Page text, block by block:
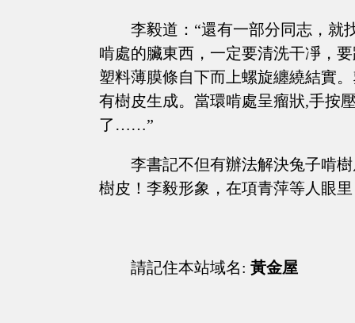
李毅道：“還有一部分同志，就
啃處的臟東西，一定要清洗干凈，
塑料薄膜條自下而上螺旋纏繞結實
有樹皮生成。當環啃處呈瘤狀,手按
了……”
李書記不但有辦法解決兔子啃
樹皮！李毅形象，在項青萍等人眼
請記住本站域名: 黃金屋